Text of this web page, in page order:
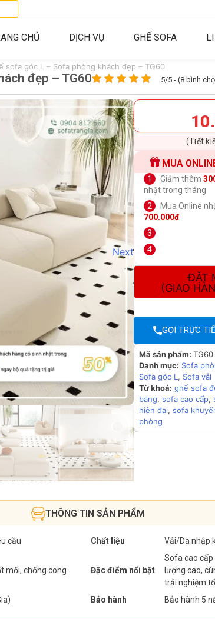
CHỦ DỊCH VỤ GHẾ SOFA
sofa góc L – Sofa phòng khách đẹp – TG60
đẹp – TG60 5/5 - (8 bình
Next
(Tiết
MUA
Giảm thêm
nhật trong tháng
Mua Online
700.000đ
ĐẶT
(GIAO
GỌI TRỰC
Mã sản phẩm:TG60
Danh mục: Sofa
Sofa góc L , Sofa vải
Từ khoá: ghế sofa
băng,sofa cao cấp,
hiện đại,sofa
phòng
THÔNG TIN SẢN PHẨM
cầu Chất liệu Vải/Da nhập
mối, chống cong Đặc điểm nổi bật
Sofa cao cấp
lượng cao,
trải nghiệm
Bảo hành Bảo hành 5